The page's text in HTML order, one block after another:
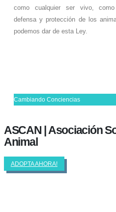
como cualquier ser vivo, como
defensa y protección de los
podemos dar de esta Ley.
Cambiando Conciencias
ASCAN | Asociación
Animal
ADOPTA AHORA!